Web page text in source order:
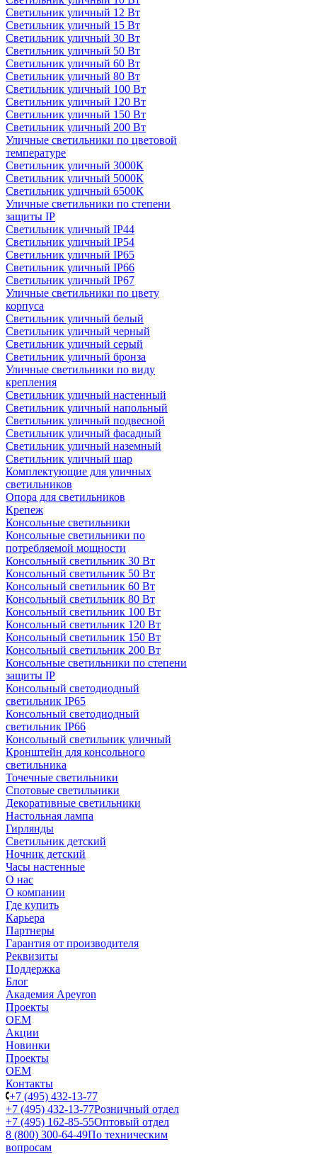
Светильник уличный 12 Вт
Светильник уличный 15 Вт
Светильник уличный 30 Вт
Светильник уличный 50 Вт
Светильник уличный 60 Вт
Светильник уличный 80 Вт
Светильник уличный 100 Вт
Светильник уличный 120 Вт
Светильник уличный 150 Вт
Светильник уличный 200 Вт
Уличные светильники по цветовой
температуре
Cветильник уличный 3000К
Cветильник уличный 5000К
Cветильник уличный 6500К
Уличные светильники по степени
защиты IP
Светильник уличный IP44
Светильник уличный IP54
Светильник уличный IP65
Светильник уличный IP66
Светильник уличный IP67
Уличные светильники по цвету
корпуса
Светильник уличный белый
Светильник уличный черный
Светильник уличный серый
Светильник уличный бронза
Уличные светильники по виду
крепления
Светильник уличный настенный
Светильник уличный напольный
Светильник уличный подвесной
Светильник уличный фасадный
Светильник уличный наземный
Cветильник уличный шар
Комплектующие для уличных
светильников
Опора для светильников
Крепеж
Консольные светильники
Консольные светильники по
потребляемой мощности
Консольный светильник 30 Вт
Консольный светильник 50 Вт
Консольный светильник 60 Вт
Консольный светильник 80 Вт
Консольный светильник 100 Вт
Консольный светильник 120 Вт
Консольный светильник 150 Вт
Консольный светильник 200 Вт
Консольные светильники по степени
защиты IP
Консольный светодиодный
светильник IP65
Консольный светодиодный
светильник IP66
Консольный светильник уличный
Кронштейн для консольного
светильника
Точечные светильники
Спотовые светильники
Декоративные светильники
Настольная лампа
Гирлянды
Светильник детский
Ночник детский
Часы настенные
О нас
О компании
Где купить
Карьера
Партнеры
Гарантия от производителя
Реквизиты
Поддержка
Блог
Академия Apeyron
Проекты
ОЕМ
Акции
Новинки
Проекты
ОЕМ
Контакты
+7 (495) 432-13-77
+7 (495) 432-13-77Розничный отдел
+7 (495) 162-85-55Оптовый отдел
8 (800) 300-64-49По техническим
вопросам